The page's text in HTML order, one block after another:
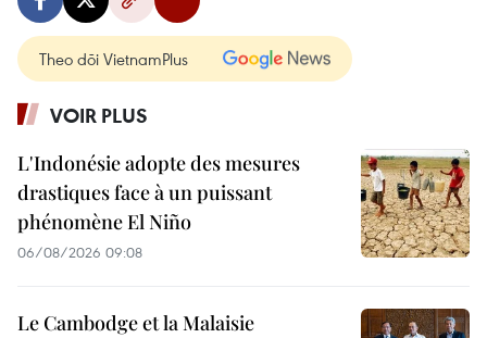
Theo dõi VietnamPlus
VOIR PLUS
L'Indonésie adopte des mesures
drastiques face à un puissant
phénomène El Niño
06/08/2026 09:08
Le Cambodge et la Malaisie